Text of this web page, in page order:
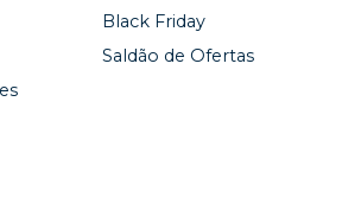
Black Friday
Saldão de Ofertas